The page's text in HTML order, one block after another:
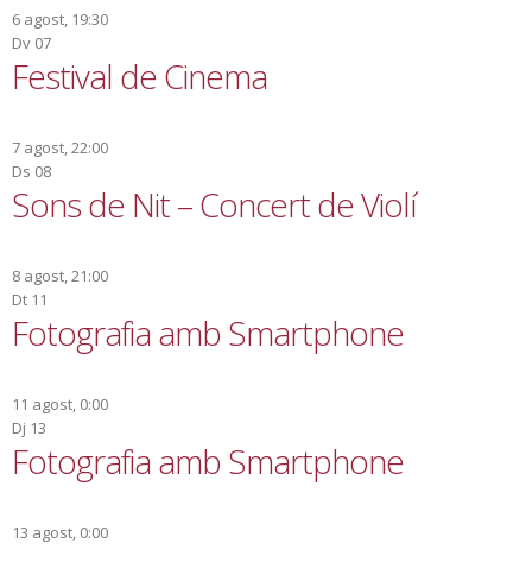
6 agost, 19:30
Dv 07
Festival de Cinema
7 agost, 22:00
Ds 08
Sons de Nit – Concert de Violí
8 agost, 21:00
Dt 11
Fotografia amb Smartphone
11 agost, 0:00
Dj 13
Fotografia amb Smartphone
13 agost, 0:00